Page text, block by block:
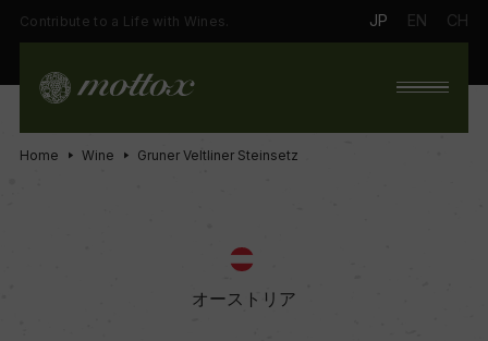
Contribute to a Life with Wines. JP EN CH
Home Wine Gruner Veltliner Steinsetz
オーストリア